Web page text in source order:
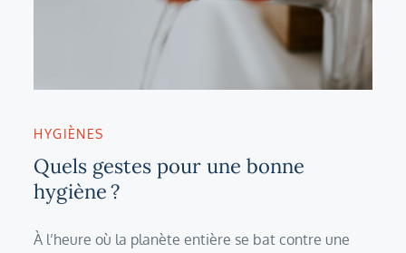
HYGIÈNES
Quels gestes pour une bonne
hygiène ?
À l’heure où la planète entière se bat contre une